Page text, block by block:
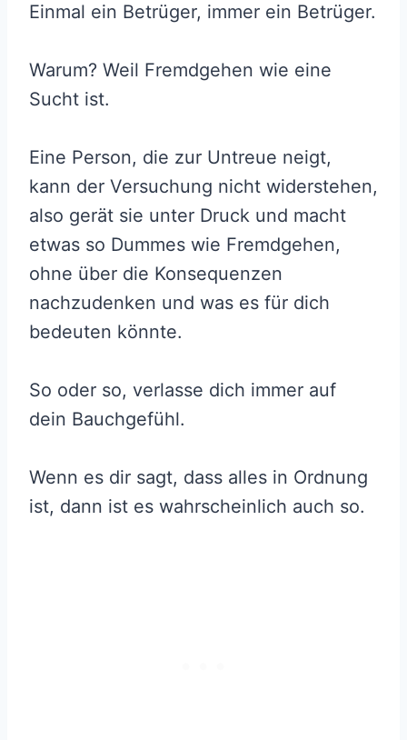
Einmal ein Betrüger, immer ein Betrüger.
Warum? Weil Fremdgehen wie eine
Sucht ist.
Eine Person, die zur Untreue neigt,
kann der Versuchung nicht widerstehen,
also gerät sie unter Druck und macht
etwas so Dummes wie Fremdgehen,
ohne über die Konsequenzen
nachzudenken und was es für dich
bedeuten könnte.
So oder so, verlasse dich immer auf
dein Bauchgefühl.
Wenn es dir sagt, dass alles in Ordnung
ist, dann ist es wahrscheinlich auch so.